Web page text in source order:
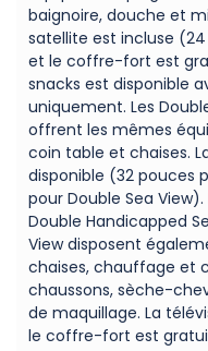
baignoire, douche et
satellite est incluse
et le coffre-fort est
snacks est disponible
uniquement. Les
offrent les mêmes
coin table et chaises.
disponible (32 pouces
pour Double Sea
Double Handicapped
View disposent
chaises, chauffage et
chaussons, sèche-
de maquillage. La
le coffre-fort est